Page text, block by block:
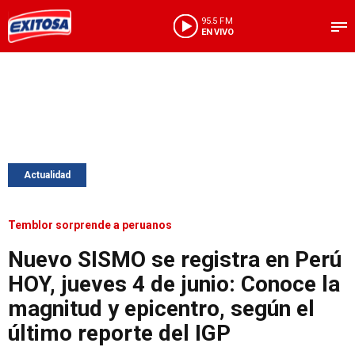
95.5 FM
EN VIVO
Actualidad
Temblor sorprende a peruanos
Nuevo SISMO se registra en Perú
HOY, jueves 4 de junio: Conoce la
magnitud y epicentro, según el
último reporte del IGP